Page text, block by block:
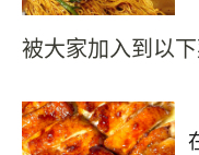
被大家加入到以